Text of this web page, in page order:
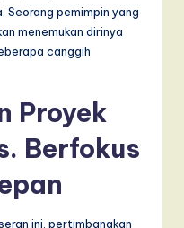
Seorang pemimpin yang
menemukan dirinya
canggih
Proyek
Berfokus
ini, pertimbangkan